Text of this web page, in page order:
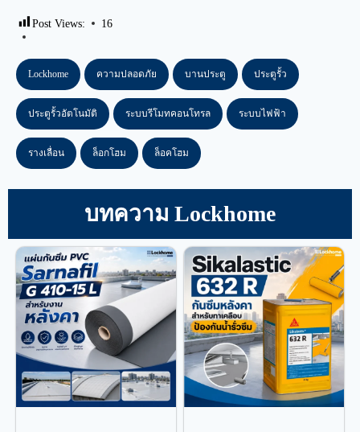
Post Views: 16
Lockhome ความปลอดภัย บานประตู ประตูรั้ว
ประตูรั้วอัตโนมัติ ระบบรีโมทคอนโทรล ระบบไฟฟ้า
รางเลื่อน ล็อกโฮม ล็อคโฮม
บทความ Lockhome